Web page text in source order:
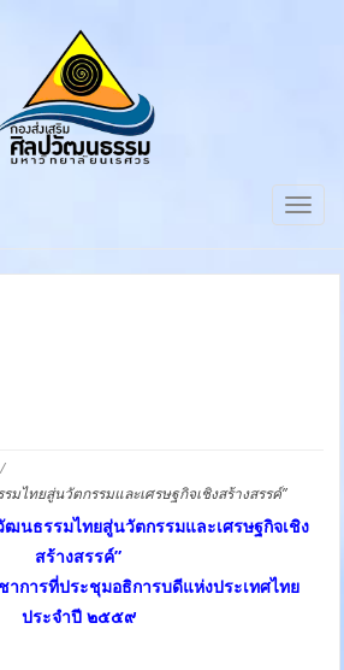
/
มไทยสู่นวัตกรรมและเศรษฐกิจเชิงสร้างสรรค์”
ฒนธรรมไทยสู่นวัตกรรมและเศรษฐกิจเชิง
สร้างสรรค์”
าการที่ประชุมอธิการบดีแห่งประเทศไทย
ประจำปี ๒๕๕๙